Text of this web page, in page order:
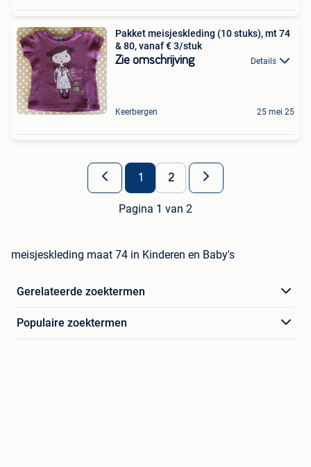
Pakket meisjeskleding (10 stuks), mt 74
& 80, vanaf € 3/stuk
Zie omschrijving Details
Keerbergen 25 mei 25
1 2
Pagina 1 van 2
meisjeskleding maat 74 in Kinderen en Baby's
Gerelateerde zoektermen
Populaire zoektermen